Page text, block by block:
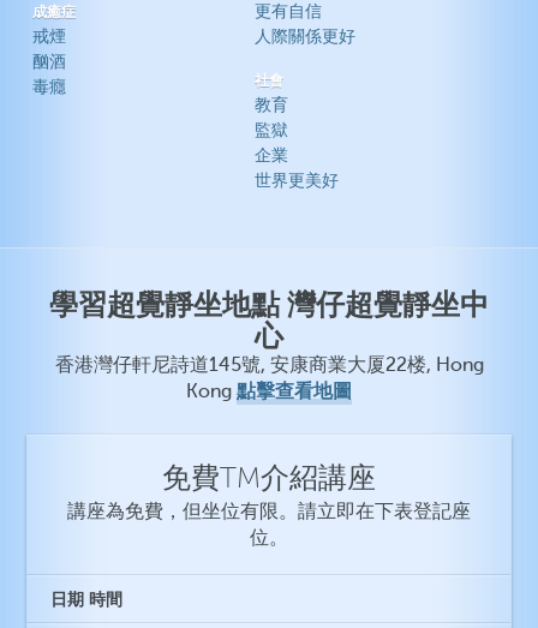
成癒症
戒煙
酗酒
毒癮
更有自信
人際關係更好
社會
教育
監獄
企業
世界更美好
學習超覺靜坐地點 灣仔超覺靜坐中
心
香港灣仔軒尼詩道145號, 安康商業大厦22楼, Hong
Kong 點擊查看地圖
免費TM介紹講座
講座為免費，但坐位有限。請立即在下表登記座
位。
日期 時間